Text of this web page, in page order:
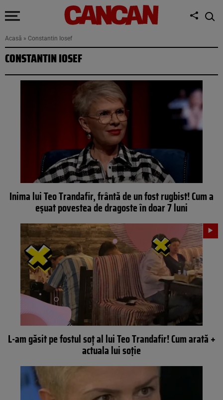
Acasă » Constantin Iosef
CONSTANTIN IOSEF
Inima lui Teo Trandafir, frântă de un fost rugbist! Cum a
eșuat povestea de dragoste în doar 7 luni
L-am găsit pe fostul soț al lui Teo Trandafir! Cum arată +
actuala lui soție